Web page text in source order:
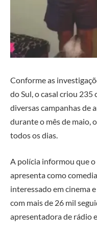
Conforme as
do Sul, o casal criou
diversas campanhas de
durante o mês de maio,
todos os dias.
A polícia informou que
apresenta como
interessado em cinema
com mais de 26 mil
apresentadora de rádio